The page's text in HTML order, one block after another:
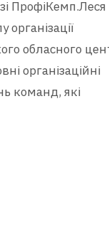
ПрофіКемп.Леся
організації
обласного
організаційні
команд, які